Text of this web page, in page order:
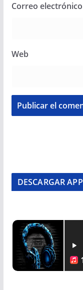
Correo electrónico
Web
DESCARGAR APP